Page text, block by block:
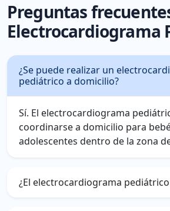
Preguntas
Electrocardiograma
¿Se puede realizar un
pediátrico a domicilio?
Sí. El electrocardiograma
coordinarse a domicilio para
adolescentes dentro de la zona
¿El electrocardiograma